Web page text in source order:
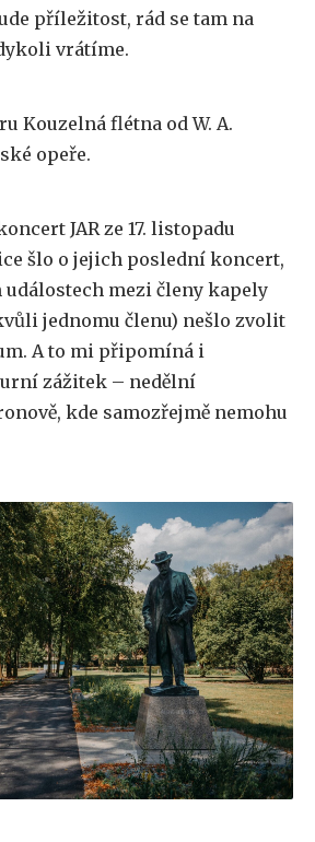
příležitost, rád se tam na
vrátíme.
Kouzelná flétna od W. A.
opeře.
JAR ze 17. listopadu
šlo o jejich poslední koncert,
událostech mezi členy kapely
jednomu členu) nešlo zvolit
A to mi připomíná i
zážitek – nedělní
kde samozřejmě nemohu